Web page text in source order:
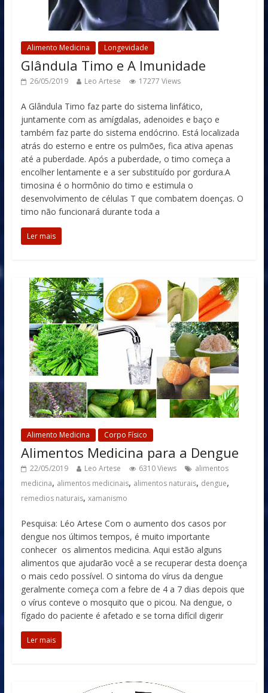
Alimento Medicina Longevidade
Glândula Timo e A Imunidade
26/05/2019 Leo Artese 17277 Views
A Glândula Timo faz parte do sistema linfático,
juntamente com as amígdalas, adenoides e baço e
também faz parte do sistema endócrino. Está localizada
atrás do esterno e entre os pulmões, fica ativa apenas
até a puberdade. Após a puberdade, o timo começa a
encolher lentamente e a ser substituído por gordura.A
timosina é o hormônio do timo e estimula o
desenvolvimento de células T que combatem doenças. O
timo não funcionará durante toda a
Ler mais
Alimento Medicina Corpo Físico
Alimentos Medicina para a Dengue
22/05/2019 Leo Artese 6310 Views
alimentos
medicina, alimentos medicinais, alimentos naturais, dengue,
remedios naturais, xamanismo
Pesquisa: Léo Artese Com o aumento dos casos por
dengue nos últimos tempos, é muito importante
conhecer os alimentos medicina. Aqui estão alguns
alimentos que ajudarão você a se recuperar desta doença
o mais cedo possível. O sintoma do vírus da dengue
geralmente começa com a febre de 4 a 7 dias depois que
o vírus conteve o mosquito que o picou. Na dengue, o
fígado do paciente é afetado e se torna difícil digerir
Ler mais